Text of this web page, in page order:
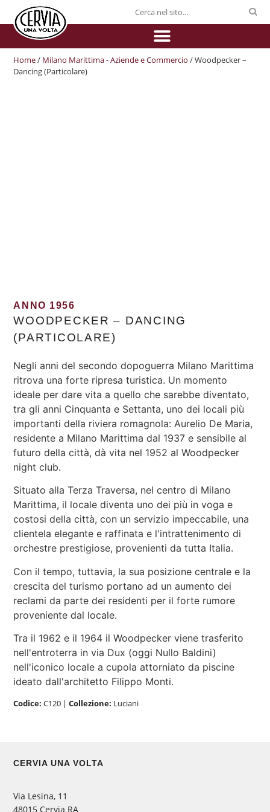
Home/ Milano Marittima - Aziende e Commercio / Woodpecker –
Dancing (Particolare)
ANNO 1956
WOODPECKER – DANCING
(PARTICOLARE)
Negli anni del secondo dopoguerra Milano Marittima
ritrova una forte ripresa turistica. Un momento
ideale per dare vita a quello che sarebbe diventato,
tra gli anni Cinquanta e Settanta, uno dei locali più
importanti della riviera romagnola: Aurelio De Maria,
residente a Milano Marittima dal 1937 e sensibile al
futuro della città, dà vita nel 1952 al Woodpecker
night club.
Situato alla Terza Traversa, nel centro di Milano
Marittima, il locale diventa uno dei più in voga e
costosi della città, con un servizio impeccabile, una
clientela elegante e raffinata e l'intrattenimento di
orchestre prestigiose, provenienti da tutta Italia.
Con il tempo, tuttavia, la sua posizione centrale e la
crescita del turismo portano ad un aumento dei
reclami da parte dei residenti per il forte rumore
proveniente dal locale.
Tra il 1962 e il 1964 il Woodpecker viene trasferito
nell'entroterra in via Dux (oggi Nullo Baldini)
nell'iconico locale a cupola attorniato da piscine
ideato dall'architetto Filippo Monti.
Codice:C120 |Collezione: Luciani
CERVIA UNA VOLTA
Via Lesina, 11
48015 Cervia RA